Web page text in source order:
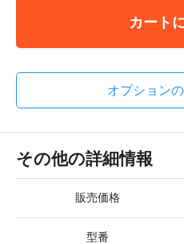
カート
オプション
その他の詳細情報
販売価格
型番